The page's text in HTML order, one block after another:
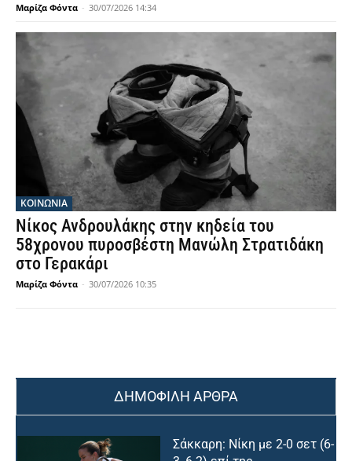
Μαρίζα Φόντα - 30/07/2026 14:34
ΚΟΙΝΩΝΙΑ
Νίκος Ανδρουλάκης στην κηδεία του
58χρονου πυροσβέστη Μανώλη Στρατιδάκη
στο Γερακάρι
Μαρίζα Φόντα - 30/07/2026 10:35
ΔΗΜΟΦΙΛΗ ΑΡΘΡΑ
Σάκκαρη: Νίκη με 2-0 σετ (6-